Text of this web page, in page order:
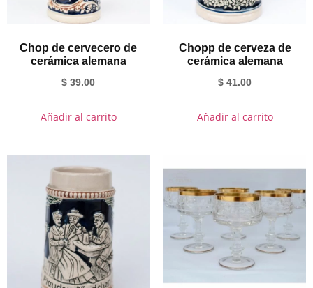
Chop de cervecero de
cerámica alemana
$ 39.00
Añadir al carrito
Chopp de cerveza de
cerámica alemana
$ 41.00
Añadir al carrito